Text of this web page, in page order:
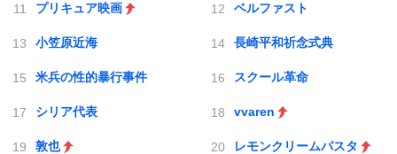
プリキュア映画 ベルファスト
小笠原近海 長崎平和祈念式典
米兵の性的暴行事件 スクール革命
シリア代表 vvaren
敦也 レモンクリームパスタ